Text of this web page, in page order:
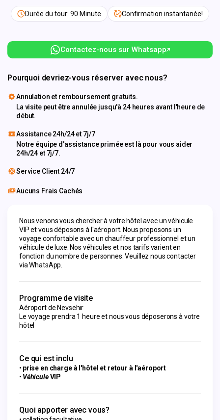
Durée du tour: 90 Minute Confirmation instantanée!
Contactez-nous sur Whatsapp
Pourquoi devriez-vous réserver avec nous?
Annulation et remboursement gratuits.
La visite peut être annulée jusqu'à 24 heures avant l'heure de
début.
Assistance 24h/24 et 7j/7
Notre équipe d'assistance primée est là pour vous aider
24h/24 et 7j/7.
Service Client 24/7
Aucuns Frais Cachés
Nous venons vous chercher à votre hôtel avec un véhicule
VIP et vous déposons à l'aéroport. Nous proposons un
voyage confortable avec un chauffeur professionnel et un
véhicule de luxe. Nos véhicules et nos tarifs varient en
fonction du nombre de personnes. Veuillez nous contacter
via WhatsApp.
Programme de visite
Aéroport de Nevsehir
Le voyage prendra 1 heure et nous vous déposerons à votre
hôtel
Ce qui est inclu
prise en charge à l'hôtel et retour à l'aéroport
VéhiculeVIP
Quoi apporter avec vous?